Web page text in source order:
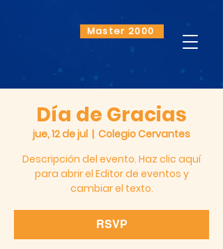
Master 2000
Día de Gracias
jue, 12 de jul
  |
Colegio Cervantes
Descripción del evento. Haz clic aquí
para abrir el Editor de eventos y
cambiar el texto.
RSVP